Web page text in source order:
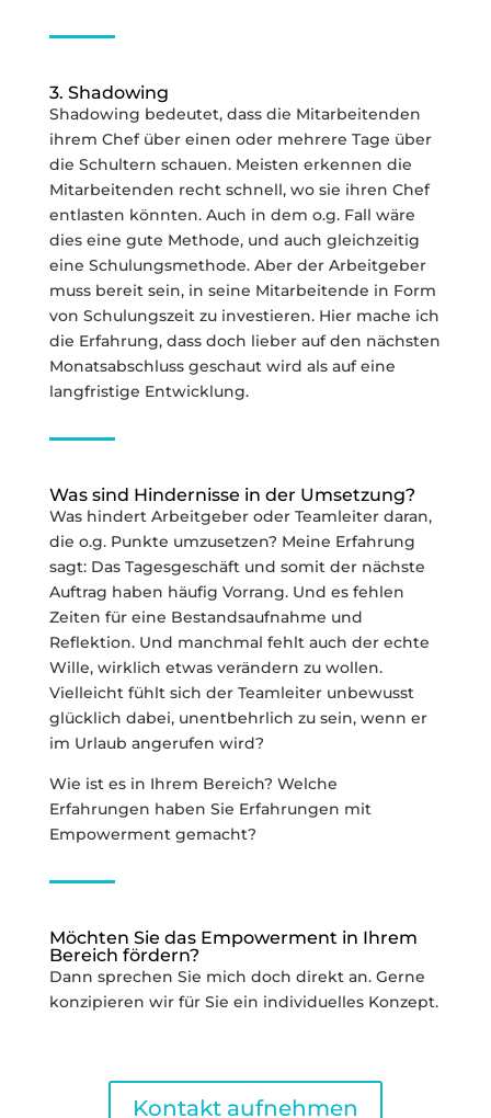
3. Shadowing
Shadowing bedeutet, dass die Mitarbeitenden
ihrem Chef über einen oder mehrere Tage über
die Schultern schauen. Meisten erkennen die
Mitarbeitenden recht schnell, wo sie ihren Chef
entlasten könnten. Auch in dem o.g. Fall wäre
dies eine gute Methode, und auch gleichzeitig
eine Schulungsmethode. Aber der Arbeitgeber
muss bereit sein, in seine Mitarbeitende in Form
von Schulungszeit zu investieren. Hier mache ich
die Erfahrung, dass doch lieber auf den nächsten
Monatsabschluss geschaut wird als auf eine
langfristige Entwicklung.
Was sind Hindernisse in der Umsetzung?
Was hindert Arbeitgeber oder Teamleiter daran,
die o.g. Punkte umzusetzen? Meine Erfahrung
sagt: Das Tagesgeschäft und somit der nächste
Auftrag haben häufig Vorrang. Und es fehlen
Zeiten für eine Bestandsaufnahme und
Reflektion. Und manchmal fehlt auch der echte
Wille, wirklich etwas verändern zu wollen.
Vielleicht fühlt sich der Teamleiter unbewusst
glücklich dabei, unentbehrlich zu sein, wenn er
im Urlaub angerufen wird?
Wie ist es in Ihrem Bereich? Welche
Erfahrungen haben Sie Erfahrungen mit
Empowerment gemacht?
Möchten Sie das Empowerment in Ihrem
Bereich fördern?
Dann sprechen Sie mich doch direkt an. Gerne
konzipieren wir für Sie ein individuelles Konzept.
Kontakt aufnehmen